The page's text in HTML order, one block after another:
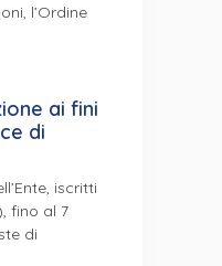
l’Ordine
ai fini
di
iscritti
fino al 7
di